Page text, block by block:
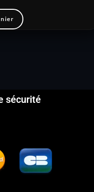
sécurité